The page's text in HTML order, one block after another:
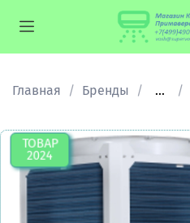
Главная Бренды ...
ТОВАР
2024